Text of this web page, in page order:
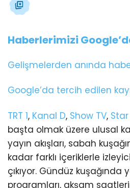
Haberlerimizi
Gelişmelerden anında
Google’da tercih edilen
TRT 1, Kanal D, Show TV, Star
başta olmak üzere ulusal
yayın akışları, sabah
kadar farklı içeriklerle
çıkıyor. Gündüz kuşağında
programları, akşam